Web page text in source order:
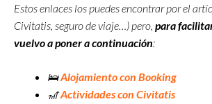
Estos enlaces los puedes encontrar por el
Civitatis, seguro de viaje…) pero, para
vuelvo a poner a continuación:
🛌Alojamiento con Booking
🎢Actividades con Civitatis